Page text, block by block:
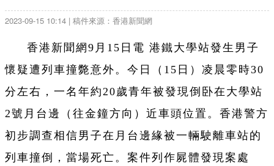
2023-09-15 10:14 | 稿件來源：香港新聞網
香港新聞網9月15日電 港鐵大學站發生男子
懷疑遭列車撞斃意外。今日（15日）凌晨零時30
分左右，一名年約20歲青年被發現倒卧在大學站
2號月台邊（往金鐘方向）近車頭位置。香港警方
初步調查相信男子在月台邊緣被一輛駛離車站的
列車撞倒，當場死亡。案件列作屍體發現案處